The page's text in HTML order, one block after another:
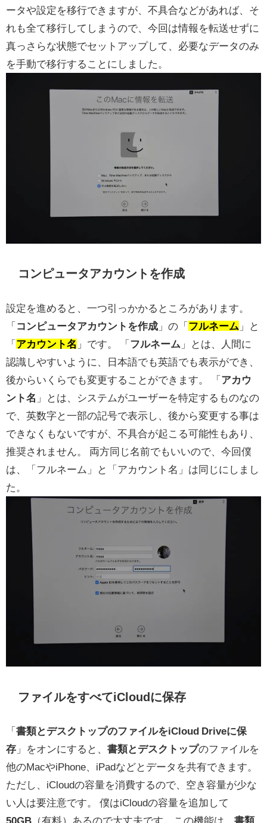
ータや設定を移行できますが、不具合などがあれば、そ
れも全て移行してしまうので、今回は情報を転送せずに
真っさらな状態でセットアップして、必要なデータのみ
を手動で移行することにしました。
コンピュータアカウントを作成
設定を進めると、一つ引っかかるところがあります。
「 コンピュータアカウントを作成 」の「 フルネーム 」と
「 アカウント名 」です。 「 フルネーム 」とは、人間に
認識しやすいように、日本語でも英語でも表示ができ、
後からいくらでも変更することができます。 「 アカウ
ント名 」とは、システムがユーザーを特定するものなの
で、英数字と一部の記号で表示し、後から変更する事は
できなくもないですが、不具合が起こる可能性もあり、
推奨されません。 両方同じ名前でもいいので、今回僕
は、「フルネーム」と「アカウント名」は同じにしまし
た。
ファイルをすべてiCloudに保存
「 書類とデスクトップのファイルをiCloud Driveに保
存 」をオンにすると、 書類とデスクトップのファイルを
他のMacやiPhone、iPadなどとデータを共有できます。
ただし、iCloudの容量を消費するので、空き容量が少な
い人は要注意です。 僕はiCloudの容量を追加して
50GB （有料）あるので大丈夫です。この機能は、 書類